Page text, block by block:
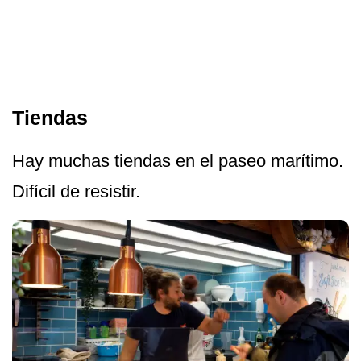
Tiendas
Hay muchas tiendas en el paseo marítimo.
Difícil de resistir.